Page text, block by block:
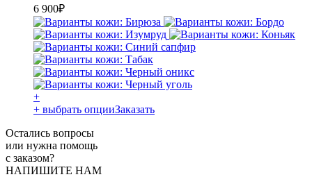
6 900₽
+
+ выбрать опцииЗаказать
Остались вопросы
или нужна помощь
с заказом?
НАПИШИТЕ НАМ